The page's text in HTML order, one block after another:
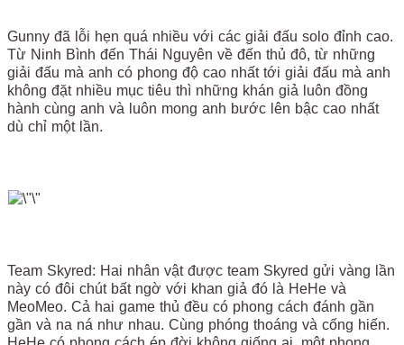
Gunny đã lỗi hẹn quá nhiều với các giải đấu solo đỉnh cao.
Từ Ninh Bình đến Thái Nguyên về đến thủ đô, từ những
giải đấu mà anh có phong độ cao nhất tới giải đấu mà anh
không đặt nhiều mục tiêu thì những khán giả luôn đồng
hành cùng anh và luôn mong anh bước lên bậc cao nhất
dù chỉ một lần.
Team Skyred: Hai nhân vật được team Skyred gửi vàng lần
này có đôi chút bất ngờ với khan giả đó là HeHe và
MeoMeo. Cả hai game thủ đều có phong cách đánh gần
gần và na ná như nhau. Cùng phóng thoáng và cống hiến.